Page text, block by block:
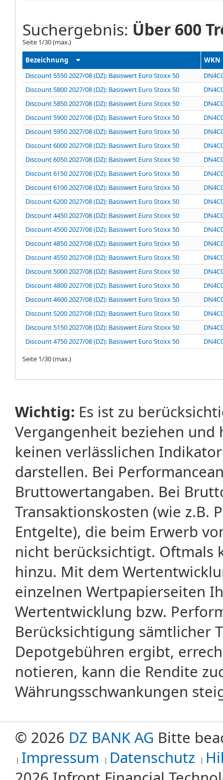
Suchergebnis:Über 600
Seite 1/30(max.)
Bezeichnung
WKN
Discount 5550 2027/08 (DZ): Basiswert Euro Stoxx 50
Discount 5800 2027/08 (DZ): Basiswert Euro Stoxx 50
Discount 5850 2027/08 (DZ): Basiswert Euro Stoxx 50
Discount 5900 2027/08 (DZ): Basiswert Euro Stoxx 50
Discount 5950 2027/08 (DZ): Basiswert Euro Stoxx 50
Discount 6000 2027/08 (DZ): Basiswert Euro Stoxx 50
Discount 6050 2027/08 (DZ): Basiswert Euro Stoxx 50
Discount 6150 2027/08 (DZ): Basiswert Euro Stoxx 50
Discount 6100 2027/08 (DZ): Basiswert Euro Stoxx 50
Discount 6200 2027/08 (DZ): Basiswert Euro Stoxx 50
Discount 4450 2027/08 (DZ): Basiswert Euro Stoxx 50
Discount 4500 2027/08 (DZ): Basiswert Euro Stoxx 50
Discount 4850 2027/08 (DZ): Basiswert Euro Stoxx 50
Discount 4550 2027/08 (DZ): Basiswert Euro Stoxx 50
Discount 5000 2027/08 (DZ): Basiswert Euro Stoxx 50
Discount 4800 2027/08 (DZ): Basiswert Euro Stoxx 50
Discount 4600 2027/08 (DZ): Basiswert Euro Stoxx 50
Discount 5200 2027/08 (DZ): Basiswert Euro Stoxx 50
Discount 5150 2027/08 (DZ): Basiswert Euro Stoxx 50
Discount 4750 2027/08 (DZ): Basiswert Euro Stoxx 50
Seite 1/30(max.)
Wichtig: Es ist zu
Vergangenheit beziehen
keinen verlässlichen
darstellen. Bei
Bruttowertangaben. Bei
Transaktionskosten (wie z.B.
Entgelte), die beim Erwerb
nicht berücksichtigt. Oftmals
hinzu. Mit dem
einzelnen Wertpapierseiten
Wertentwicklung bzw.
Berücksichtigung sämtlicher
Depotgebühren ergibt,
notieren, kann die Rendite
Währungsschwankungen
© 2026 DZ BANK AG Bitte
Impressum
Datenschutz